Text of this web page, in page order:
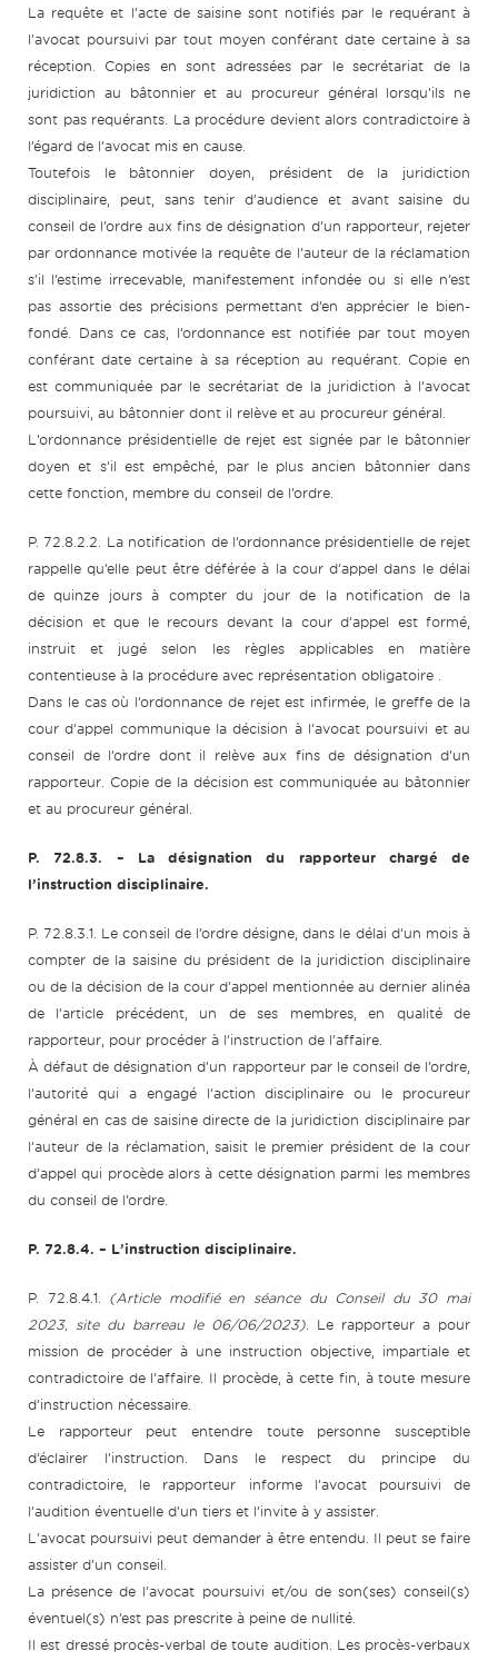
La requête et l’acte de saisine sont notifiés par le requérant à
l’avocat poursuivi par tout moyen conférant date certaine à sa
réception. Copies en sont adressées par le secrétariat de la
juridiction au bâtonnier et au procureur général lorsqu’ils ne
sont pas requérants. La procédure devient alors contradictoire à
l’égard de l’avocat mis en cause.
Toutefois le bâtonnier doyen, président de la juridiction
disciplinaire, peut, sans tenir d’audience et avant saisine du
conseil de l’ordre aux fins de désignation d’un rapporteur, rejeter
par ordonnance motivée la requête de l’auteur de la réclamation
s’il l’estime irrecevable, manifestement infondée ou si elle n’est
pas assortie des précisions permettant d’en apprécier le bien-
fondé. Dans ce cas, l’ordonnance est notifiée par tout moyen
conférant date certaine à sa réception au requérant. Copie en
est communiquée par le secrétariat de la juridiction à l’avocat
poursuivi, au bâtonnier dont il relève et au procureur général.
L’ordonnance présidentielle de rejet est signée par le bâtonnier
doyen et s’il est empêché, par le plus ancien bâtonnier dans
cette fonction, membre du conseil de l’ordre.
P. 72.8.2.2. La notification de l’ordonnance présidentielle de rejet
rappelle qu’elle peut être déférée à la cour d’appel dans le délai
de quinze jours à compter du jour de la notification de la
décision et que le recours devant la cour d’appel est formé,
instruit et jugé selon les règles applicables en matière
contentieuse à la procédure avec représentation obligatoire .
Dans le cas où l’ordonnance de rejet est infirmée, le greffe de la
cour d’appel communique la décision à l’avocat poursuivi et au
conseil de l’ordre dont il relève aux fins de désignation d’un
rapporteur. Copie de la décision est communiquée au bâtonnier
et au procureur général.
P. 72.8.3. – La désignation du rapporteur chargé de
l’instruction disciplinaire.
P. 72.8.3.1. Le conseil de l’ordre désigne, dans le délai d’un mois à
compter de la saisine du président de la juridiction disciplinaire
ou de la décision de la cour d’appel mentionnée au dernier alinéa
de l’article précédent, un de ses membres, en qualité de
rapporteur, pour procéder à l’instruction de l’affaire.
À défaut de désignation d’un rapporteur par le conseil de l’ordre,
l’autorité qui a engagé l’action disciplinaire ou le procureur
général en cas de saisine directe de la juridiction disciplinaire par
l’auteur de la réclamation, saisit le premier président de la cour
d’appel qui procède alors à cette désignation parmi les membres
du conseil de l’ordre.
P. 72.8.4. – L’instruction disciplinaire.
P. 72.8.4.1. (Article modifié en séance du Conseil du 30 mai
2023, site du barreau le 06/06/2023). Le rapporteur a pour
mission de procéder à une instruction objective, impartiale et
contradictoire de l’affaire. Il procède, à cette fin, à toute mesure
d’instruction nécessaire.
Le rapporteur peut entendre toute personne susceptible
d’éclairer l’instruction. Dans le respect du principe du
contradictoire, le rapporteur informe l’avocat poursuivi de
l’audition éventuelle d’un tiers et l’invite à y assister.
L’avocat poursuivi peut demander à être entendu. Il peut se faire
assister d’un conseil.
La présence de l’avocat poursuivi et/ou de son(ses) conseil(s)
éventuel(s) n’est pas prescrite à peine de nullité.
Il est dressé procès-verbal de toute audition. Les procès-verbaux